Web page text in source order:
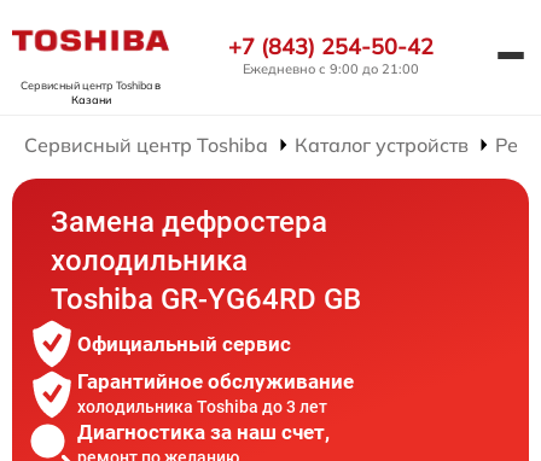
Сервисный центр Toshibaв
Казани
+7 (843) 254-50-42
Ежедневно с 9:00 до 21:00
Сервисный центр Toshiba Каталог устройств
Замена дефростера
холодильника
Toshiba GR-YG64RD GB
Официальный сервис
Гарантийное обслуживание
холодильника Toshiba до 3 лет
Диагностика за наш счет,